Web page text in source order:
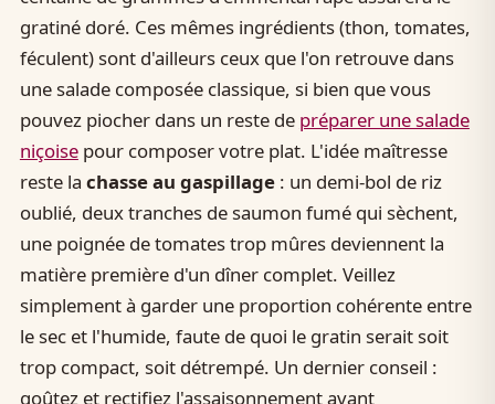
gratiné doré. Ces mêmes ingrédients (thon, tomates,
féculent) sont d'ailleurs ceux que l'on retrouve dans
une salade composée classique, si bien que vous
pouvez piocher dans un reste de préparer une salade
niçoisepour composer votre plat. L'idée maîtresse
reste la chasse au gaspillage: un demi-bol de riz
oublié, deux tranches de saumon fumé qui sèchent,
une poignée de tomates trop mûres deviennent la
matière première d'un dîner complet. Veillez
simplement à garder une proportion cohérente entre
le sec et l'humide, faute de quoi le gratin serait soit
trop compact, soit détrempé. Un dernier conseil :
goûtez et rectifiez l'assaisonnement avant